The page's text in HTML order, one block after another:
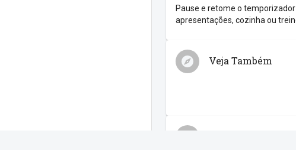
Pause e retome o
apresentações, cozinha ou
Veja Também